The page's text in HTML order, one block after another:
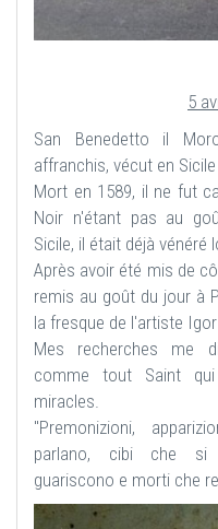
5
San Benedetto il
affranchis, vécut en
Mort en 1589, il ne fut
Noir n'étant pas au
Sicile, il était déjà
Après avoir été mis de
remis au goût du jour à
la fresque de l'artiste
Mes recherches me
comme tout Saint
miracles.
"Premonizioni,
parlano, cibi che si
guariscono e morti che